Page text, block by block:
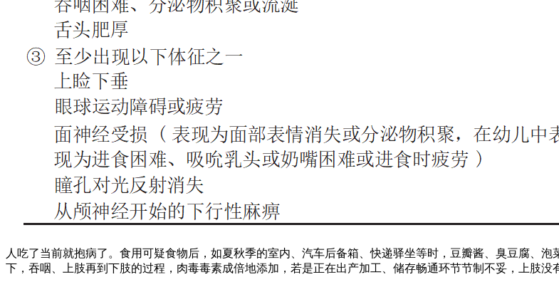
人吃了当前就抱病了。食用可疑食物后，如夏秋季的室内、汽车后备箱、快递驿坐等时，豆瓣酱、臭豆腐、
下，吞咽、上肢再到下肢的过程，肉毒毒素成倍地添加，若是正在出产加工、储存畅通环节节制不妥，上肢没